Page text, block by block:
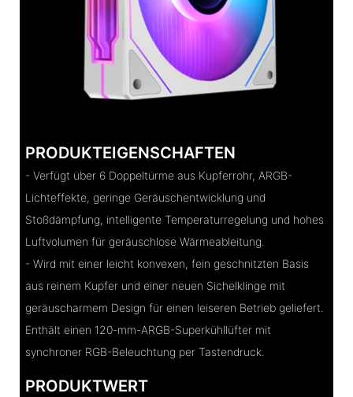
PRODUKTEIGENSCHAFTEN
- Verfügt über 6 Doppeltürme aus Kupferrohr, ARGB-
Lichteffekte, geringe Geräuschentwicklung und
Stoßdämpfung, intelligente Temperaturregelung und hohes
Luftvolumen für geräuschlose Wärmeableitung.
- Wird mit einer leicht konvexen, fein geschnitzten Basis
aus reinem Kupfer und einer neuen Sichelklinge mit
geräuscharmem Design für einen leiseren Betrieb geliefert.
Enthält einen 120-mm-ARGB-Superkühllüfter mit
synchroner RGB-Beleuchtung per Tastendruck.
PRODUKTWERT